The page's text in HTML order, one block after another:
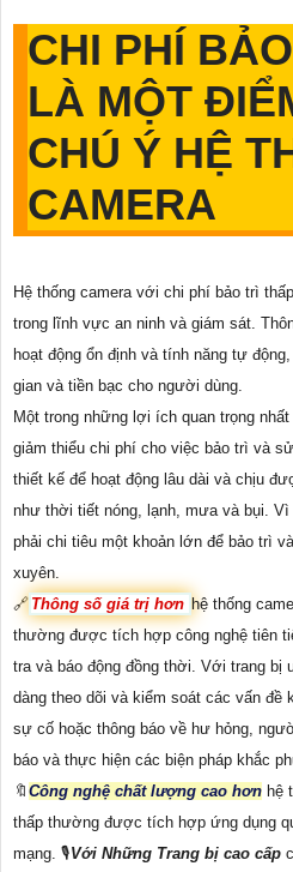
CHI PHÍ
LÀ MỘT
CHÚ Ý HỆ
CAMERA
Hệ thống camera với chi phí bảo trì
trong lĩnh vực an ninh và giám sát.
hoạt động ổn định và tính năng tự
gian và tiền bạc cho người dùng.
Một trong những lợi ích quan trọng
giảm thiểu chi phí cho việc bảo trì và
thiết kế để hoạt động lâu dài và chịu
như thời tiết nóng, lạnh, mưa và bụi.
phải chi tiêu một khoản lớn để bảo trì
xuyên.
🔗 Thông số giá trị hơn hệ thống
thường được tích hợp công nghệ tiên
tra và báo động đồng thời. Với trang bị
dàng theo dõi và kiểm soát các vấn đề
sự cố hoặc thông báo về hư hỏng,
báo và thực hiện các biện pháp khắc
🔖 Công nghệ chất lượng cao hơn hệ
thấp thường được tích hợp ứng dụng
mạng. 🎙Với Những Trang bị cao cấp